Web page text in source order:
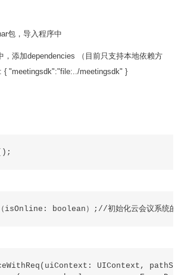
包，导入程序中
，添加dependencies （目前只支持本地依赖方
{ "meetingsdk":"file:../meetingsdk" }
UIContext,